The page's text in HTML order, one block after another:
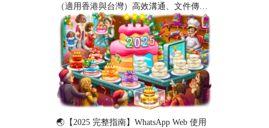
（適用香港與台灣）高效溝通、文件傳輸
與工作協作必備！
🌏【2025 完整指南】WhatsApp Web 使用